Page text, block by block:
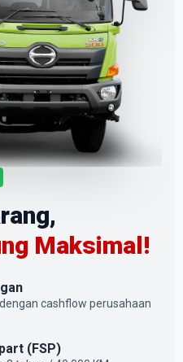
Maksimal!
cashflow perusahaan
(FSP)